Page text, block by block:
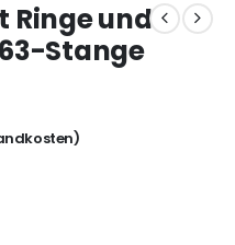
Ringe und
Stange